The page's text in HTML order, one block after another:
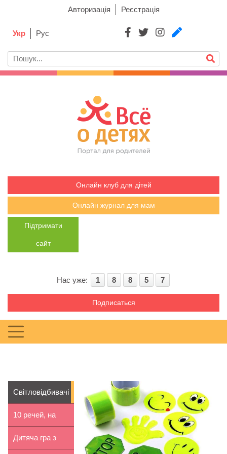
Авторизація Реєстрація
Укр Рус
Онлайн клуб для дітей
Онлайн журнал для мам
Підтримати
сайт
Нас уже: 1 8 8 5 7
Подписаться
Світловідбивачі
для дітей: як
в...
10 речей, на
яких не варто
Дитяча гра з